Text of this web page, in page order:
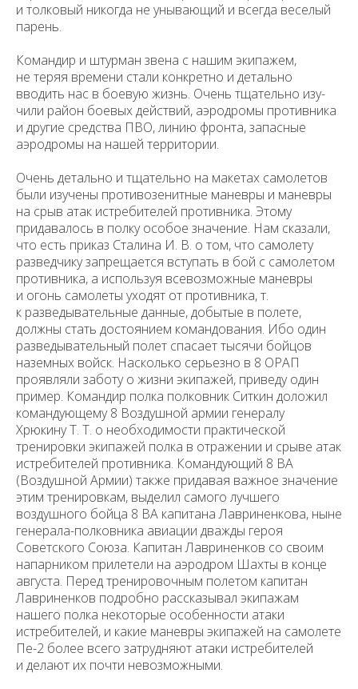
и толковый никогда не унывающий и всегда веселый
парень.
Командир и штурман звена с нашим экипажем,
не теряя времени стали конкретно и детально
вводить нас в боевую жизнь. Очень тщательно изу­
чили район боевых действий, аэродромы противника
и другие средства ПВО, линию фронта, запасные
аэродромы на нашей территории.
Очень детально и тщательно на макетах самолетов
были изучены противозенитные маневры и маневры
на срыв атак истребителей противника. Этому
придавалось в полку особое значение. Нам сказали,
что есть приказ Сталина И. В. о том, что самолету
разведчику запрещается всту­пать в бой с самолетом
противника, а используя всевозможные маневры
и огонь самолеты уходят от противника, т.
к разведывательные данные, добытые в полете,
должны стать достоянием командования. Ибо один
разведывательный полет спасает тысячи бойцов
наземных войск. Насколь­ко серьезно в 8 ОРАП
проявляли заботу о жизни экипажей, приведу один
пример. Командир полка полковник Ситкин доложил
командующему 8 Воздушной армии генералу
Хрюкину Т. Т. о необходимости практической
тренировки экипажей полка в отражении и срыве атак
истребителей про­тивника. Командующий 8 ВА
(Воздушной Армии) также придавая важное значение
этим трени­ровкам, выделил самого лучшего
воздушного бойца 8 ВА капитана Лавриненкова, ныне
генерала-полковника авиации дважды героя
Советского Союза. Капитан Лавриненков со своим
напарником прилетели на аэродром Шахты в конце
августа. Перед тренировочным полетом капитан
Лавриненков подробно рассказывал экипажам
нашего полка некоторые особенности атаки
истребителей, и какие маневры экипажей на самолете
Пе-2 более всего затрудняют атаки истребителей
и делают их почти невозможными.